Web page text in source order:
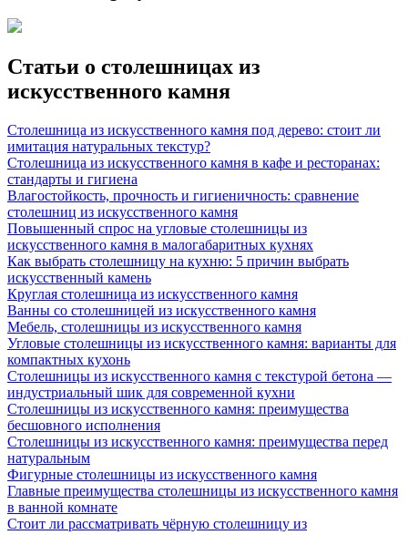
Статьи о столешницах из
искусственного камня
Столешница из искусственного камня под дерево: стоит ли
имитация натуральных текстур?
Столешница из искусственного камня в кафе и ресторанах:
стандарты и гигиена
Влагостойкость, прочность и гигиеничность: сравнение
столешниц из искусственного камня
Повышенный спрос на угловые столешницы из
искусственного камня в малогабаритных кухнях
Как выбрать столешницу на кухню: 5 причин выбрать
искусственный камень
Круглая столешница из искусственного камня
Ванны со столешницей из искусственного камня
Мебель, столешницы из искусственного камня
Угловые столешницы из искусственного камня: варианты для
компактных кухонь
Столешницы из искусственного камня с текстурой бетона —
индустриальный шик для современной кухни
Столешницы из искусственного камня: преимущества
бесшовного исполнения
Столешницы из искусственного камня: преимущества перед
натуральным
Фигурные столешницы из искусственного камня
Главные преимущества столешницы из искусственного камня
в ванной комнате
Стоит ли рассматривать чёрную столешницу из